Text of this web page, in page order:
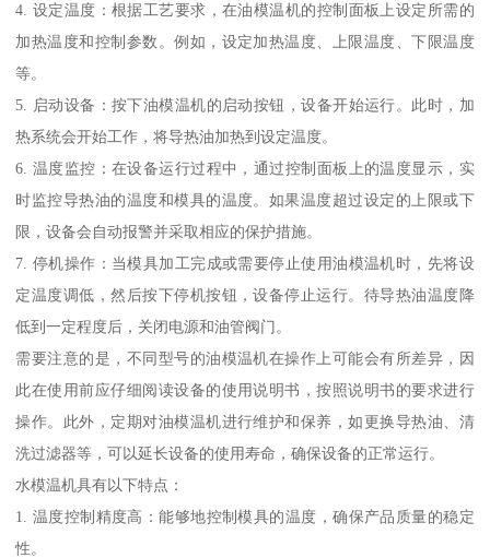
4. 设定温度：根据工艺要求，在油模温机的控制面板上设定所需的
加热温度和控制参数。例如，设定加热温度、上限温度、下限温度
等。
5. 启动设备：按下油模温机的启动按钮，设备开始运行。此时，加
热系统会开始工作，将导热油加热到设定温度。
6. 温度监控：在设备运行过程中，通过控制面板上的温度显示，实
时监控导热油的温度和模具的温度。如果温度超过设定的上限或下
限，设备会自动报警并采取相应的保护措施。
7. 停机操作：当模具加工完成或需要停止使用油模温机时，先将设
定温度调低，然后按下停机按钮，设备停止运行。待导热油温度降
低到一定程度后，关闭电源和油管阀门。
需要注意的是，不同型号的油模温机在操作上可能会有所差异，因
此在使用前应仔细阅读设备的使用说明书，按照说明书的要求进行
操作。此外，定期对油模温机进行维护和保养，如更换导热油、清
洗过滤器等，可以延长设备的使用寿命，确保设备的正常运行。
水模温机具有以下特点：
1. 温度控制精度高：能够地控制模具的温度，确保产品质量的稳定
性。